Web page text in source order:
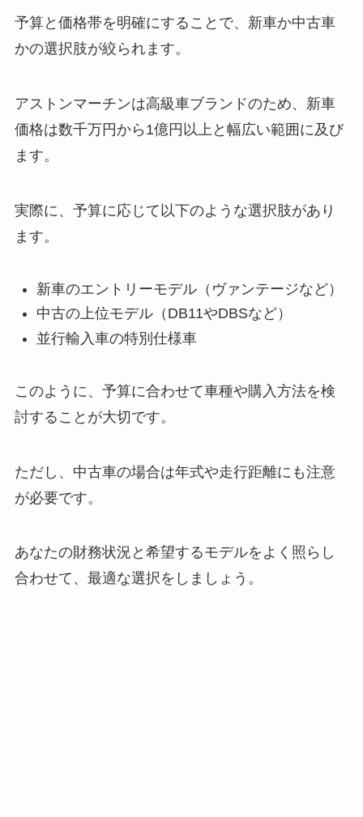
予算と価格帯を明確にすることで、新車か中古車
かの選択肢が絞られます。
アストンマーチンは高級車ブランドのため、新車
価格は数千万円から1億円以上と幅広い範囲に及び
ます。
実際に、予算に応じて以下のような選択肢があり
ます。
新車のエントリーモデル（ヴァンテージなど）
中古の上位モデル（DB11やDBSなど）
並行輸入車の特別仕様車
このように、予算に合わせて車種や購入方法を検
討することが大切です。
ただし、中古車の場合は年式や走行距離にも注意
が必要です。
あなたの財務状況と希望するモデルをよく照らし
合わせて、最適な選択をしましょう。